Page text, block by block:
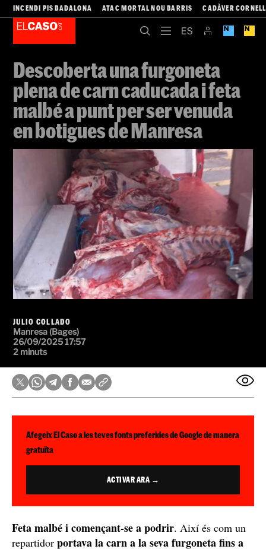
INCENDI PIS BADALONA ATAC MORTAL NOU BARRIS CADÀVER
Descoberta una furgoneta
plena de carn caducada i feta
malbé a punt per ser venuda
en botigues de Manresa
JULIO COLLADO
Manresa (Bages)
26/09/2025 17:57
2 minuts
Afegeix El Caso a les teves fonts preferides de Google de manera
gratuïta
ACTIVAR ARA →
Feta malbé i començant-se a podrir. Així és com un
repartidor portava la carn a la seva furgoneta fins a